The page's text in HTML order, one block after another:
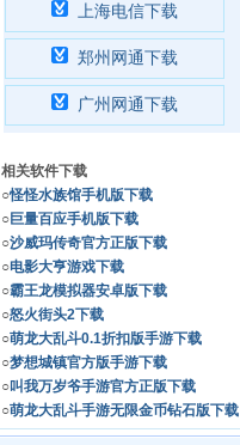
上海电信下载
郑州网通下载
广州网通下载
相关软件下载
○怪怪水族馆手机版下载
○巨量百应手机版下载
○沙威玛传奇官方正版下载
○电影大亨游戏下载
○霸王龙模拟器安卓版下载
○怒火街头2下载
○萌龙大乱斗0.1折扣版手游下载
○梦想城镇官方版手游下载
○叫我万岁爷手游官方正版下载
○萌龙大乱斗手游无限金币钻石版下载